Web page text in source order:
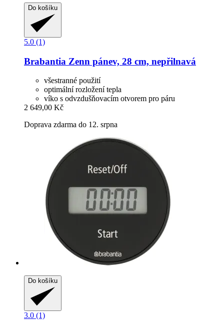
Do košíku
5.0 (1)
Brabantia Zenn pánev, 28 cm, nepřilnavá
všestranné použití
optimální rozložení tepla
víko s odvzdušňovacím otvorem pro páru
2 649,00 Kč
Doprava zdarma do 12. srpna
Do košíku
3.0 (1)